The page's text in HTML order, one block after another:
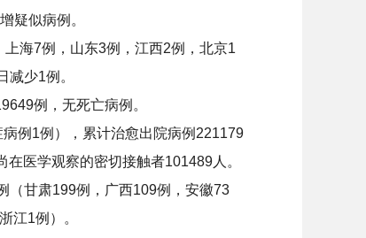
疑似病例。
海7例，山东3例，江西2例，北京1
少1例。
例，无死亡病例。
例1例），累计治愈出院病例221179
医学观察的密切接触者101489人。
甘肃199例，广西109例，安徽73
江1例）。